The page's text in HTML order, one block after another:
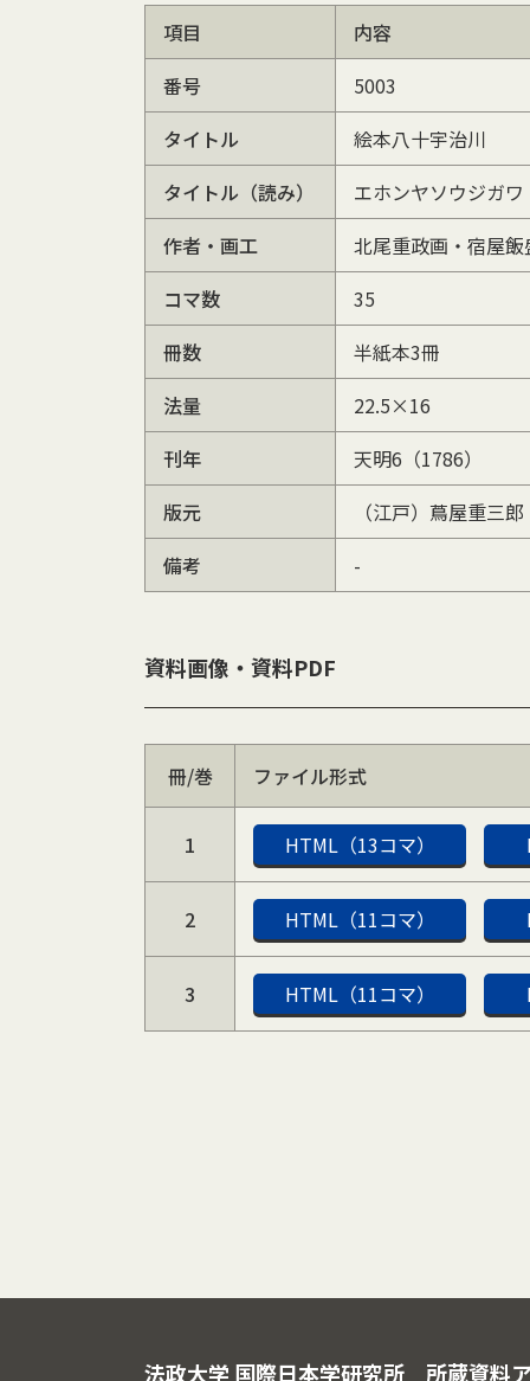
項目
内容
番号
5003
タイトル
絵本八十宇治川
タイトル（読み）
エホンヤソウジガワ
作者・画工
北尾重政画・宿屋飯
コマ数
35
冊数
半紙本3冊
法量
22.5×16
刊年
天明6（1786）
版元
（江戸）蔦屋重三郎
備考
-
資料画像・資料PDF
冊/巻 ファイル形式
1 HTML（13コマ）
2 HTML（11コマ）
3 HTML（11コマ）
法政大学 国際日本学研究所 所蔵資料